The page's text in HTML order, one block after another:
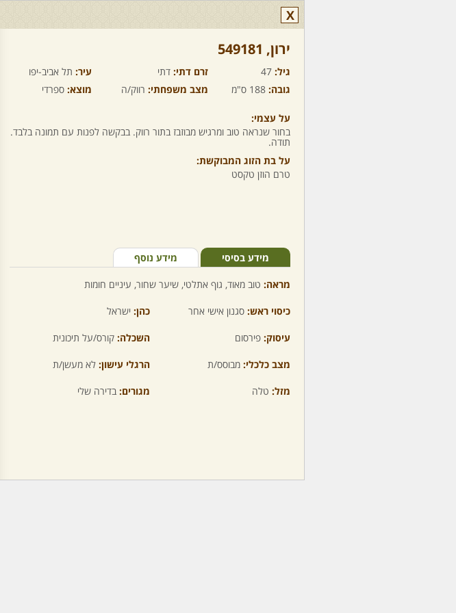
X
ירון,‏ 549181
גיל: 47 זרם דתי: דתי עיר: תל אביב-יפו
גובה: 188 ס"מ מצב משפחתי: רווק/ה מוצא: ספרדי
על עצמי:
בחור שנראה טוב ומרגיש מבוזבז בתור רווק. בבקשה לפנות עם תמונה בלבד.
תודה.
על בת הזוג המבוקשת:
טרם הוזן טקסט
מידע בסיסי מידע נוסף
מראה: טוב מאוד, גוף אתלטי, שיער שחור, עיניים חומות
כיסוי ראש: סגנון אישי אחר כהן: ישראל
עיסוק: פירסום השכלה: קורס/על תיכונית
מצב כלכלי: מבוסס/ת הרגלי עישון: לא מעשן/ת
מזל: טלה מגורים: בדירה שלי